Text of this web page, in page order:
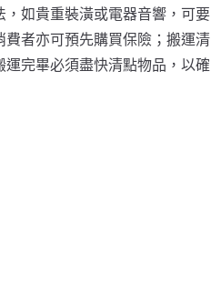
如貴重裝潢或電器音響，可要
者亦可預先購買保險；搬運清
完畢必須盡快清點物品，以確